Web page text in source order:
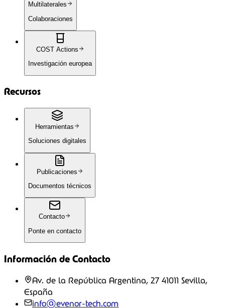
Multilaterales
Colaboraciones
COST Actions
Investigación europea
Recursos
Herramientas
Soluciones digitales
Publicaciones
Documentos técnicos
Contacto
Ponte en contacto
Información de Contacto
Av. de la República Argentina, 27 41011 Sevilla,
España
info@evenor-tech.com